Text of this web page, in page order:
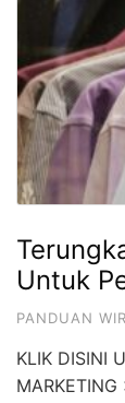
Untuk
PANDUAN
KLIK DISINI